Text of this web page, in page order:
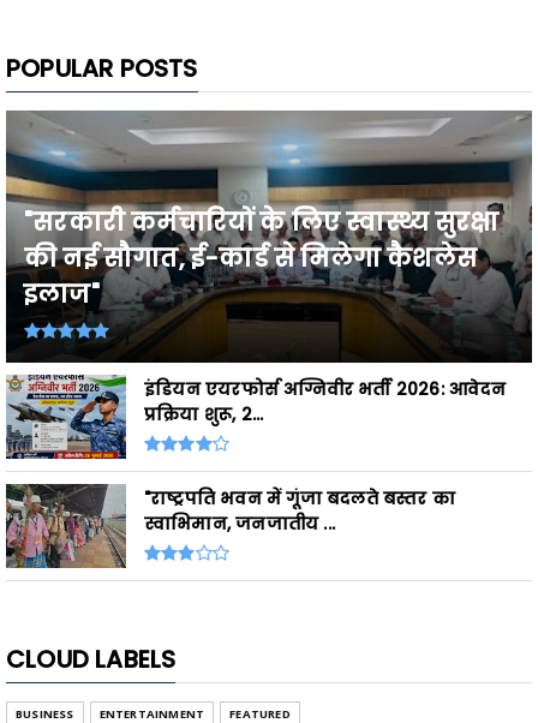
POPULAR POSTS
"सरकारी कर्मचारियों के लिए स्वास्थ्य सुरक्षा
की नई सौगात, ई-कार्ड से मिलेगा कैशलेस
इलाज"
इंडियन एयरफोर्स अग्निवीर भर्ती 2026: आवेदन
प्रक्रिया शुरू, 2...
"राष्ट्रपति भवन में गूंजा बदलते बस्तर का
स्वाभिमान, जनजातीय ...
CLOUD LABELS
BUSINESS ENTERTAINMENT FEATURED